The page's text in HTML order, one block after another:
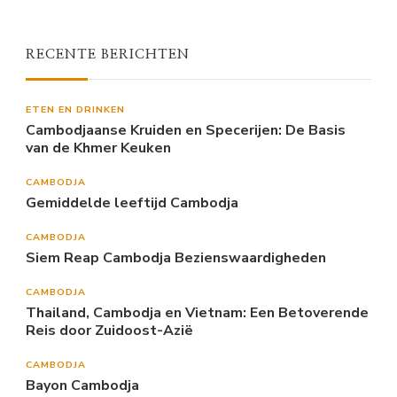
RECENTE BERICHTEN
ETEN EN DRINKEN
Cambodjaanse Kruiden en Specerijen: De Basis
van de Khmer Keuken
CAMBODJA
Gemiddelde leeftijd Cambodja
CAMBODJA
Siem Reap Cambodja Bezienswaardigheden
CAMBODJA
Thailand, Cambodja en Vietnam: Een Betoverende
Reis door Zuidoost-Azië
CAMBODJA
Bayon Cambodja